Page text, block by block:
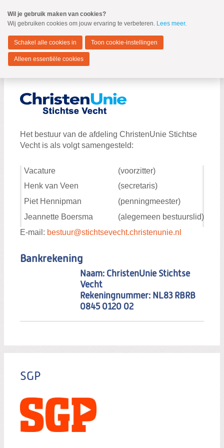
naar
Spring
de
inhoud
Spring
naar
Stichtse Vecht
MENU
Fractie
Zoeken:
Zoeken
Het bestuur van de afdeling ChristenUnie Stichtse
Vecht is als volgt samengesteld:
Vacature
(voorzitter)
Henk van Veen
(secretaris)
Piet Hennipman
(penningmeester)
Jeannette Boersma
(alegemeen bestuurslid)
E-mail: bestuur@stichtsevecht.christenunie.nl
Bankrekening
Naam: ChristenUnie Stichtse
Vecht
Rekeningnummer: NL83 RBRB
0845 0120 02
SGP
Wil je gebruik maken van cookies?
Wij gebruiken cookies om jouw ervaring te verbeteren. Lees meer.
Schakel alle cookies in Toon cookie-instellingen
Alleen essentiële cookies